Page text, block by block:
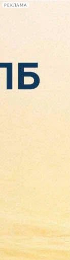
РЕКЛАМА
Сегодня: